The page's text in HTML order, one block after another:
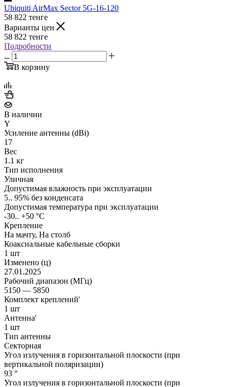
Ubiquiti AirMax Sector 5G-16-120
58 822 тенге
Варианты цен
58 822 тенге
Подробности
В корзину
В наличии
Y
Усиление антенны (dBi)
17
Вес
1.1 кг
Тип исполнения
Уличная
Допустимая влажность при эксплуатации
5.. 95% без конденсата
Допустимая температура при эксплуатации
-30.. +50 °C
Крепление
На мачту, На столб
Коаксиальные кабельные сборки
1 шт
Изменено (ц)
27.01.2025
Рабочий диапазон (МГц)
5150 — 5850
Комплект креплений'
1 шт
Антенна'
1 шт
Тип антенны
Секторная
Угол излучения в горизонтальной плоскости (при
вертикальной поляризации)
93 °
Угол излучения в горизонтальной плоскости (при